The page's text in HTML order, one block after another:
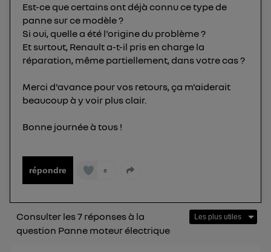
Est-ce que certains ont déjà connu ce type de
panne sur ce modèle ?
Si oui, quelle a été l'origine du problème ?
Et surtout, Renault a-t-il pris en charge la
réparation, même partiellement, dans votre cas ?
Merci d'avance pour vos retours, ça m'aiderait
beaucoup à y voir plus clair.
Bonne journée à tous !
répondre 8
Consulter les 7 réponses à la
question Panne moteur électrique
consentez sur chaque site).
La technologie Utiq a été conçue pour la
protection de vos données personnelles en vous
offrant choix et contrôle.
Elle utilise un identifiant créé par votre opérateur
télécom basé sur votre adresse IP et une référence
de votre contrat internet (ex : votre numéro de
L'identifiant est associé à votre connexion
même connexion et ayant consenties se verront
attribuer le même identifiant. En général :
Pour uneconnexion foyer
Pour uneconnexion mobile, la personnalisation sera basée
uniquement sur la navigation de l'utilisateur du mobile.
Vous pouvez à tout moment retirer ce